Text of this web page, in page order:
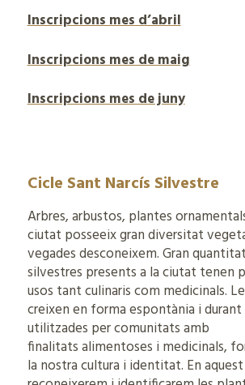
Inscripcions mes d’abril
Inscripcions mes de maig
Inscripcions mes de juny
Cicle Sant Narcís Silvestre
Arbres, arbustos, plantes
ciutat posseeix gran diversitat
vegades desconeixem. Gran
silvestres presents a la ciutat tenen
usos tant culinaris com medicinals.
creixen en forma espontània i durant
utilitzades per comunitats amb
finalitats alimentoses i medicinals,
la nostra cultura i identitat. En